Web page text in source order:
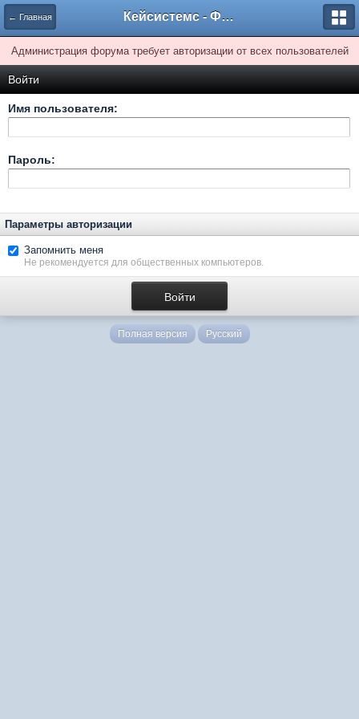
← Главная Кейсистемс - Форумы
Администрация форума требует авторизации от всех пользователей
Войти
Имя пользователя:
Пароль:
Параметры авторизации
Запомнить меня
Не рекомендуется для общественных компьютеров.
Полная версия Русский